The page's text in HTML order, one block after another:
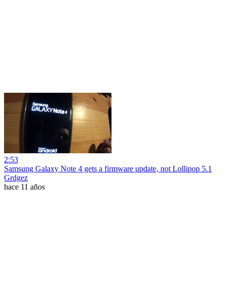
2:53
Samsung Galaxy Note 4 gets a firmware update, not Lollipop 5.1
Grdgez
hace 11 años